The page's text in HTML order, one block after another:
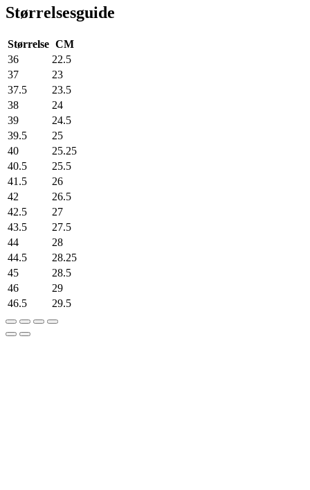
Størrelsesguide
Størrelse CM
36
22.5
37
23
37.5
23.5
38
24
39
24.5
39.5
25
40
25.25
40.5
25.5
41.5
26
42
26.5
42.5
27
43.5
27.5
44
28
44.5
28.25
45
28.5
46
29
46.5
29.5